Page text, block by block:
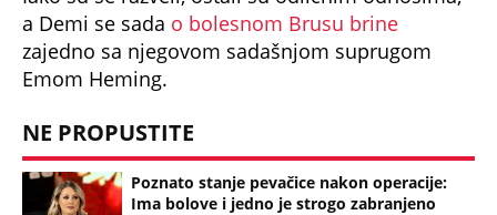
a Demi se sada o bolesnom Brusu brine
zajedno sa njegovom sadašnjom suprugom
Emom Heming.
NE PROPUSTITE
Poznato stanje pevačice nakon operacije:
Ima bolove i jedno je strogo zabranjeno